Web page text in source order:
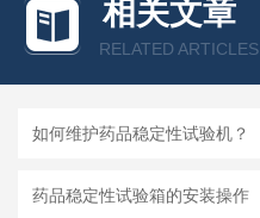
相关文章
RELATED ARTICLES
如何维护药品稳定性试验机？
药品稳定性试验箱的安装操作